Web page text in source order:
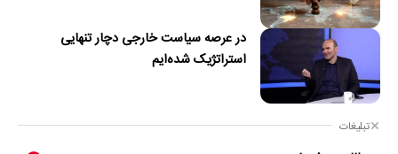
در عرصه سیاست خارجی دچار تنهایی
استراتژیک شده‌ایم
تبلیغات